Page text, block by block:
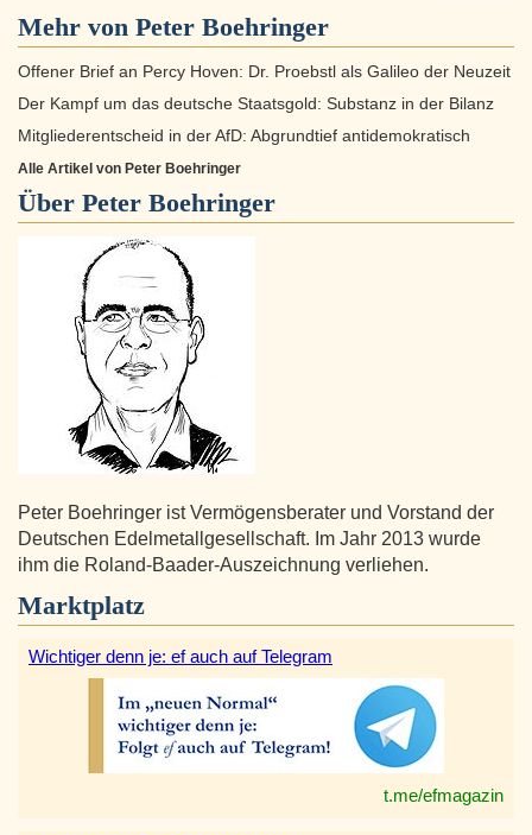
Mehr von Peter Boehringer
Offener Brief an Percy Hoven: Dr. Proebstl als Galileo der Neuzeit
Der Kampf um das deutsche Staatsgold: Substanz in der Bilanz
Mitgliederentscheid in der AfD: Abgrundtief antidemokratisch
Alle Artikel von Peter Boehringer
Über Peter Boehringer
Peter Boehringer ist Vermögensberater und Vorstand der
Deutschen Edelmetallgesellschaft. Im Jahr 2013 wurde
ihm die Roland-Baader-Auszeichnung verliehen.
Marktplatz
Wichtiger denn je: ef auch auf Telegram
t.me/efmagazin